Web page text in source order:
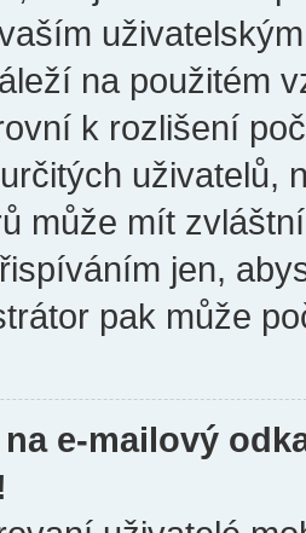
na použitém
k rozlišení
uživatelů,
může mít
jen,
pak může
e-mailový